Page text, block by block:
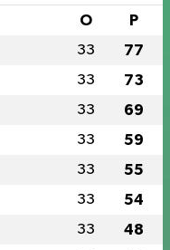
O P
33 77
33 73
33 69
33 59
33 55
33 54
33 48